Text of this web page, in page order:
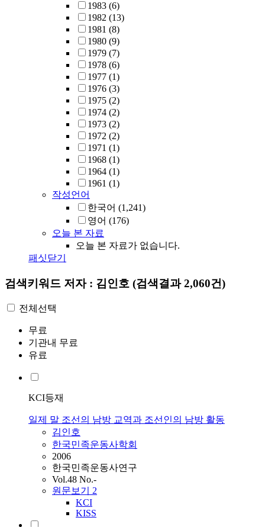
1983 (6)
1982 (13)
1981 (8)
1980 (9)
1979 (7)
1978 (6)
1977 (1)
1976 (3)
1975 (2)
1974 (2)
1973 (2)
1972 (2)
1971 (1)
1968 (1)
1964 (1)
1961 (1)
작성언어
한국어 (1,241)
영어 (176)
오늘 본 자료
오늘 본 자료가 없습니다.
패싯닫기
검색키워드 저자 : 김인호 (검색결과 2,060건)
전체선택
무료
기관내 무료
유료
KCI등재
일제 말 조선의 남방 교역과 조선인의 남방 활동
김인호
한국민족운동사학회
2006
한국민족운동사연구
Vol.48 No.-
원문보기 2
KCI
KISS